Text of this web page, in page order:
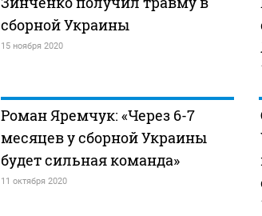
сборной Украины
15 ноября 2020
Роман Яремчук: «Через 6-7
месяцев у сборной Украины
будет сильная команда»
11 октября 2020